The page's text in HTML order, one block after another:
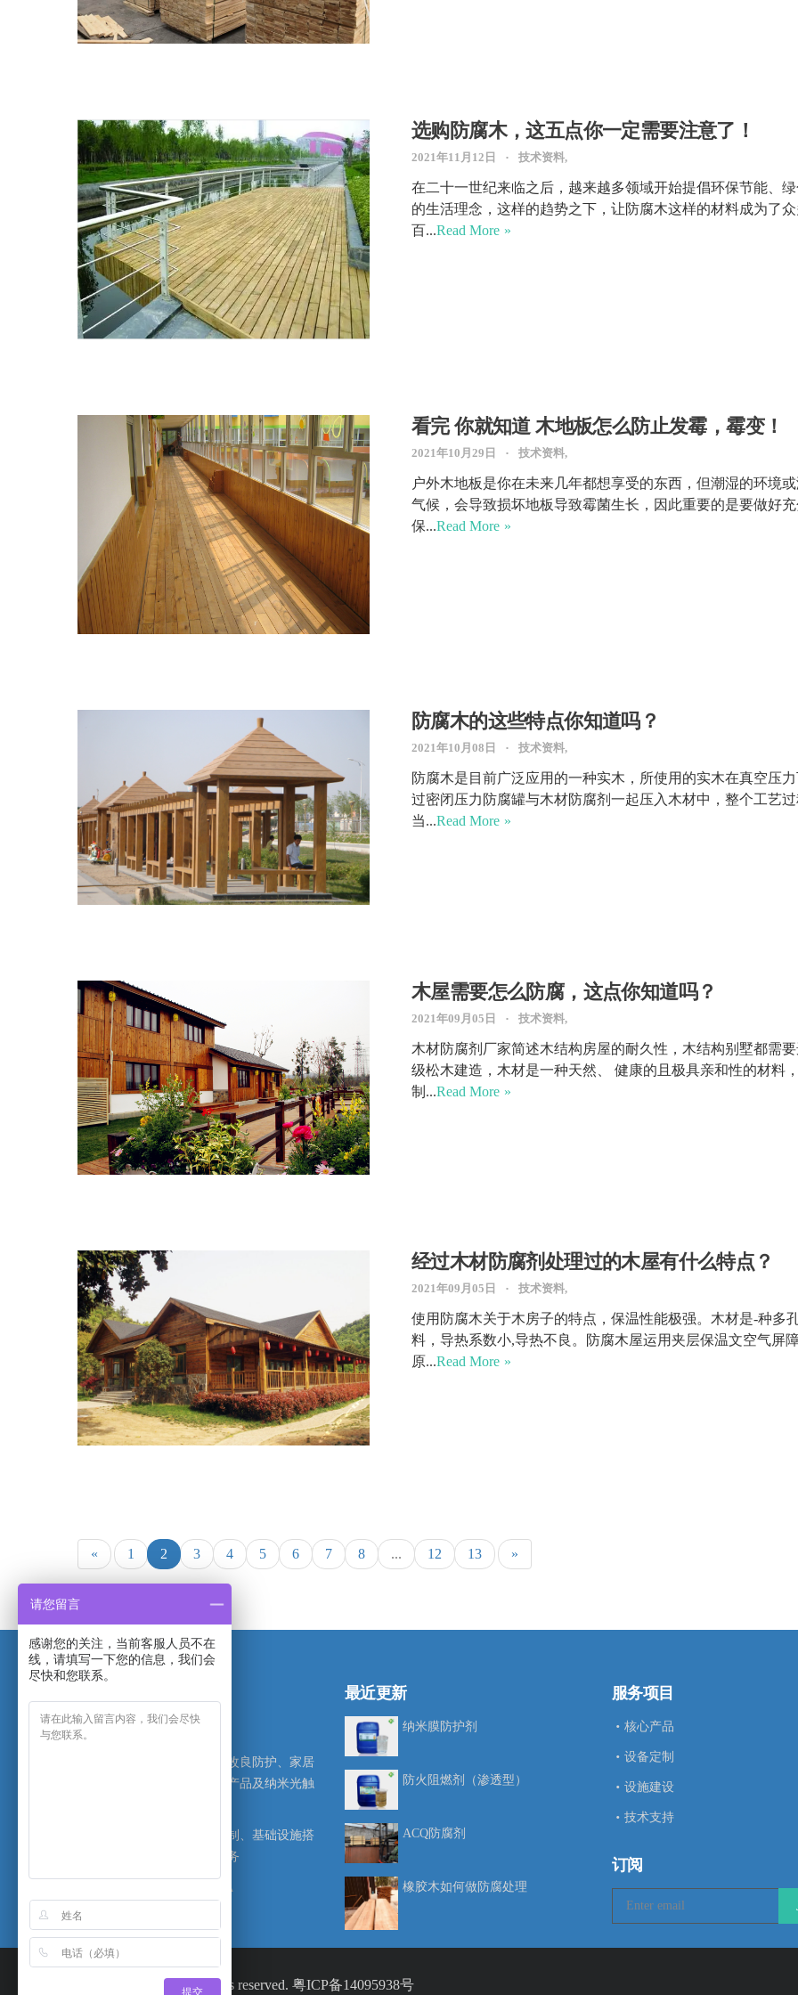
选购防腐木，这五点你一定需要注意了！
2021年11月12日 技术资料,
在二十一世纪来临之后，越来越多领域开始提倡环保节能、
的生活理念，这样的趋势之下，让防腐木这样的材料成为了
百...Read More
看完 你就知道 木地板怎么防止发霉，霉变！
2021年10月29日 技术资料,
户外木地板是你在未来几年都想享受的东西，但潮湿的环境
气候，会导致损坏地板导致霉菌生长，因此重要的是要做好
保...Read More
防腐木的这些特点你知道吗？
2021年10月08日 技术资料,
防腐木是目前广泛应用的一种实木，所使用的实木在真空压力
过密闭压力防腐罐与木材防腐剂一起压入木材中，整个工艺
当...Read More
木屋需要怎么防腐，这点你知道吗？
2021年09月05日 技术资料,
木材防腐剂厂家简述木结构房屋的耐久性，木结构别墅都需
级松木建造，木材是一种天然、 健康的且极具亲和性的材料
制...Read More
经过木材防腐剂处理过的木屋有什么特点？
2021年09月05日 技术资料,
使用防腐木关于木房子的特点，保温性能极强。木材是-种多
料，导热系数小,导热不良。防腐木屋运用夹层保温文空气屏
原...Read More
« 1 2 3 4 5 6 7 8 ... 12 13 »
专注于木材防腐防霉、木材改良防护、家居
除霉防霉、清洁去污等系列产品及纳米光触
提供产品定制、专业设备定制、基础设施搭
建、处理工艺等技术支持服务
最近更新
纳米膜防护剂
防火阻燃剂（渗透型）
ACQ防腐剂
橡胶木如何做防腐处理
服务项目
核心产品
设备定制
设施建设
技术支持
订阅
© 2018 lvtye.com All rights reserved. 粤ICP备14095938号
请您留言
感谢您的关注，当前客服人员不在
线，请填写一下您的信息，我们会
尽快和您联系。
提交